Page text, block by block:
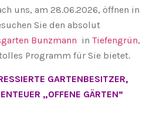
uns, am 28.06.2026, öffnen in
Sie den absolut
Bunzmann in Tiefengrün,
Programm für Sie bietet.
GARTENBESITZER,
„OFFENE GÄRTEN“